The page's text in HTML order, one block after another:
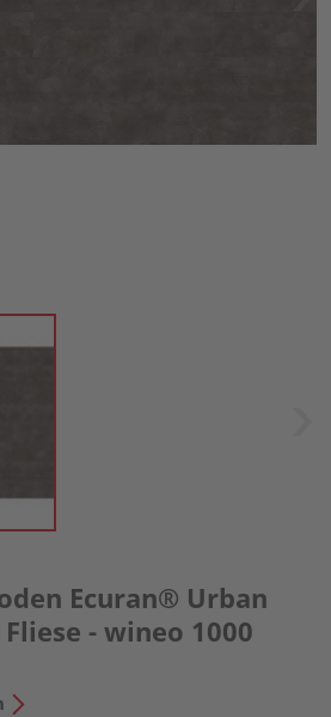
Ecuran® Urban
- wineo 1000